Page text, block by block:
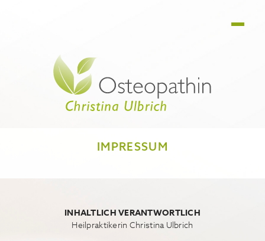
IMPRESSUM
INHALTLICH VERANTWORTLICH
Heilpraktikerin Christina Ulbrich